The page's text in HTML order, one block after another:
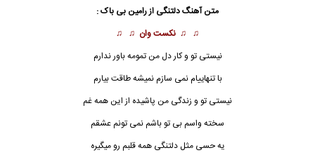
متن آهنگ دلتنگی ازرامین بی باک:
♫ ♫ نکست وان ♫ ♫
نیستی تو و کار دل من تمومه باور ندارم
با تنهاییام نمی سازم نمیشه طاقت بیارم
نیستی تو و زندگی من پاشیده از این همه غم
سخته واسم بی تو باشم نمی تونم عشقم
یه حسی مثلدلتنگی همه قلبم رو میگیره